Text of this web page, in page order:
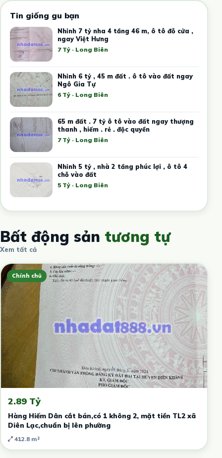
Tin giống gu bạn
Nhỉnh 7 tỷ nha 4 tầng 46 m, ô tô đỗ cửa ,
ngay Việt Hưng
7 Tỷ · Long Biên
Nhỉnh 6 tỷ , 45 m đất . ô tô vào đất ngay
Ngô Gia Tự
6 Tỷ · Long Biên
65 m đất . 7 tỷ ô tô vào đất ngay thượng
thanh , hiếm . rẻ . độc quyền
7 Tỷ · Long Biên
Nhỉnh 5 tỷ , nhà 2 tầng phúc lợi , ô tô 4
chỗ vào đất
5 Tỷ · Long Biên
Bất động sản tương tự
Xem tất cả
Chính chủ
2.89 Tỷ
Hàng Hiếm Dân cắt bán,có 1 không 2, mặt tiền TL2 xã
Diên Lạc,chuẩn bị lên phường
412.8 m²